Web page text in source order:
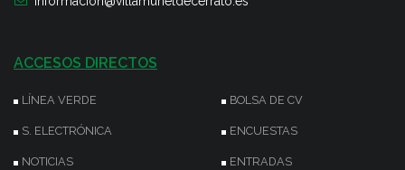
ACCESOS DIRECTOS
LÍNEA VERDE
S. ELECTRÓNICA
NOTICIAS
BOLSA DE CV
ENCUESTAS
ENTRADAS